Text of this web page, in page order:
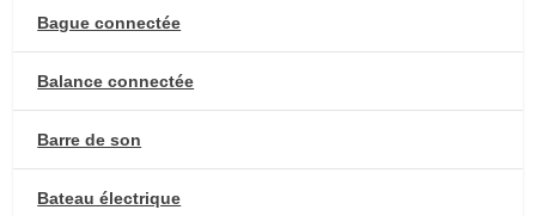
Bague connectée
Balance connectée
Barre de son
Bateau électrique